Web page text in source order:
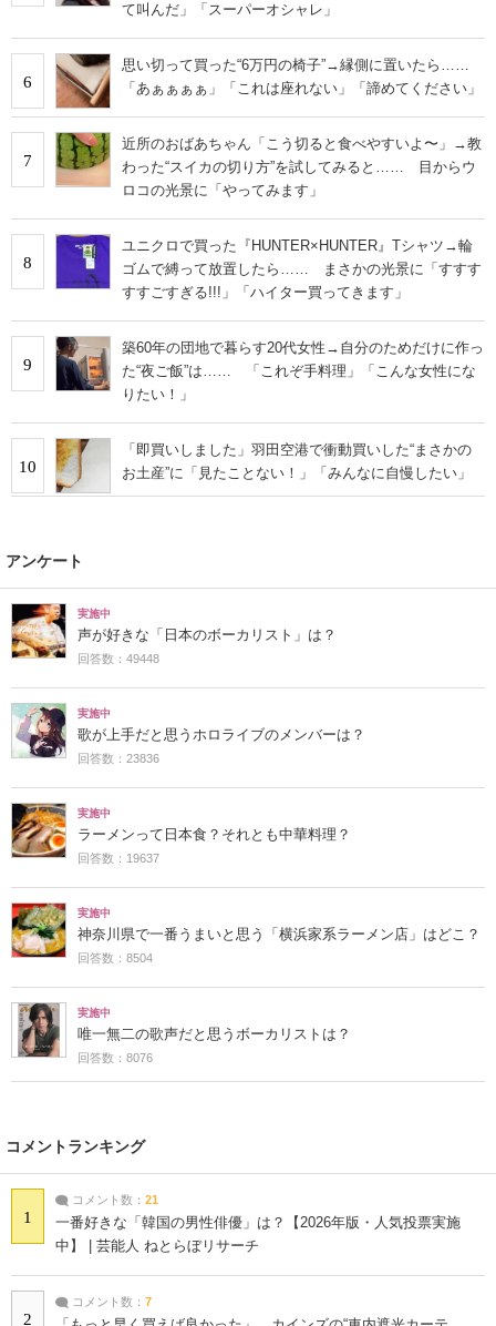
て叫んだ」「スーパーオシャレ」
6
思い切って買った“6万円の椅子”→縁側に置いたら……
「あぁぁぁぁ」「これは座れない」「諦めてください」
7
近所のおばあちゃん「こう切ると食べやすいよ〜」→教
わった“スイカの切り方”を試してみると…… 目からウ
ロコの光景に「やってみます」
8
ユニクロで買った『HUNTER×HUNTER』Tシャツ→輪
ゴムで縛って放置したら…… まさかの光景に「すすす
すすごすぎる!!!」「ハイター買ってきます」
9
築60年の団地で暮らす20代女性→自分のためだけに作っ
た“夜ご飯”は…… 「これぞ手料理」「こんな女性にな
りたい！」
10
「即買いしました」羽田空港で衝動買いした“まさかの
お土産”に「見たことない！」「みんなに自慢したい」
アンケート
実施中
声が好きな「日本のボーカリスト」は？
回答数：49448
実施中
歌が上手だと思うホロライブのメンバーは？
回答数：23836
実施中
ラーメンって日本食？それとも中華料理？
回答数：19637
実施中
神奈川県で一番うまいと思う「横浜家系ラーメン店」はどこ？
回答数：8504
実施中
唯一無二の歌声だと思うボーカリストは？
回答数：8076
コメントランキング
1
コメント数： 21
一番好きな「韓国の男性俳優」は？【2026年版・人気投票実施
中】 | 芸能人 ねとらぼリサーチ
2
コメント数： 7